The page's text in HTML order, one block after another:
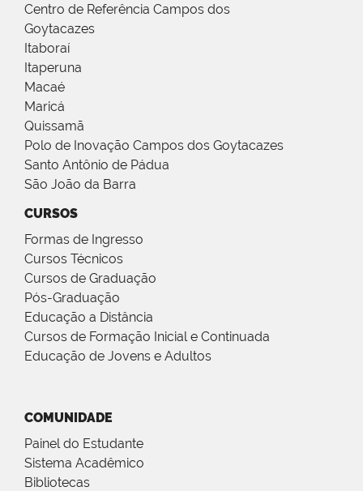
Centro de Referência Campos dos
Goytacazes
Itaboraí
Itaperuna
Macaé
Maricá
Quissamã
Polo de Inovação Campos dos Goytacazes
Santo Antônio de Pádua
São João da Barra
CURSOS
Formas de Ingresso
Cursos Técnicos
Cursos de Graduação
Pós-Graduação
Educação a Distância
Cursos de Formação Inicial e Continuada
Educação de Jovens e Adultos
COMUNIDADE
Painel do Estudante
Sistema Acadêmico
Bibliotecas